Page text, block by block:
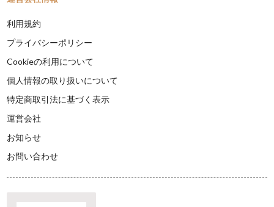
利用規約
プライバシーポリシー
Cookieの利用について
個人情報の取り扱いについて
特定商取引法に基づく表示
運営会社
お知らせ
お問い合わせ